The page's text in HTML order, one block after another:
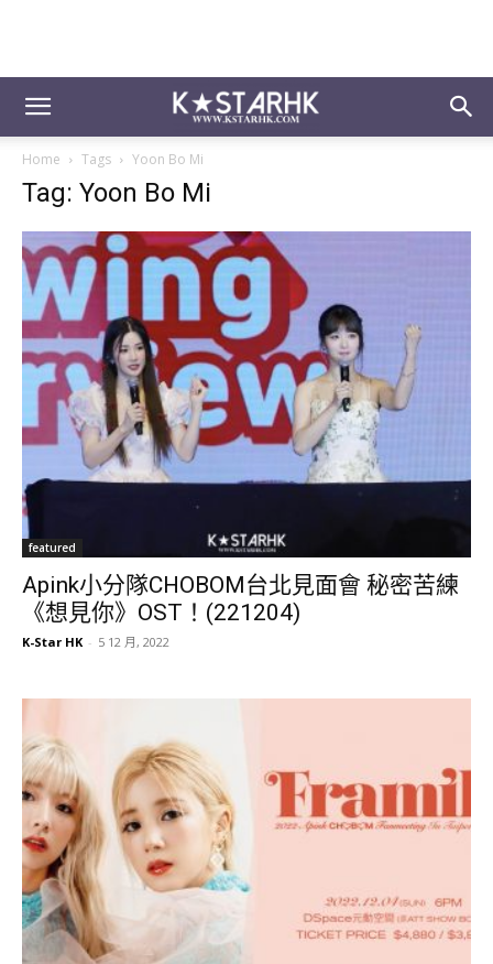
Home Tags Yoon Bo Mi
Tag: Yoon Bo Mi
featured
Apink小分隊CHOBOM台北見面會 秘密苦練
《想見你》OST！(221204)
K-Star HK - 5 12 月, 2022